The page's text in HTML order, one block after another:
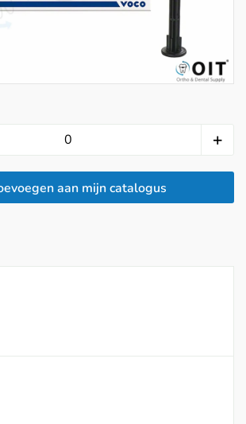
aan mijn catalogus